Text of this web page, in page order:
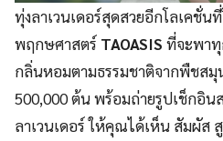
ทุ่งลาเวนเดอร์สุดสวยอีกโลเคชั่
พฤกษศาสตร์ TAOASIS ที่จะพา
กลิ่นหอมตามธรรมชาติจากพืชส
500,000 ต้น พร้อมถ่ายรูปเช็กอิน
ลาเวนเดอร์ ให้คุณได้เห็น สัมผัส